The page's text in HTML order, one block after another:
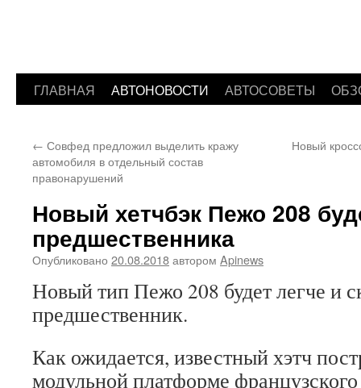
Перейти
содержимому
ГЛАВНАЯ АВТОНОВОСТИ АВТОСОВЕТЫ
← Совфед предложил выделить кражу
автомобиля в отдельный состав
правонарушений
Новый
Новый хетчбэк Пежо 208
предшественника
Опубликовано 20.08.2018автором Apinews
Новый тип Пежо 208 будет легче и
предшественник.
Как ожидается, известный хэтч
модульной платформе французского